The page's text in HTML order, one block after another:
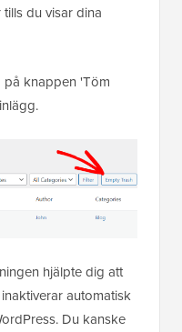
du visar dina
på knappen 'Töm
hjälpte dig att
automatisk
Du kanske